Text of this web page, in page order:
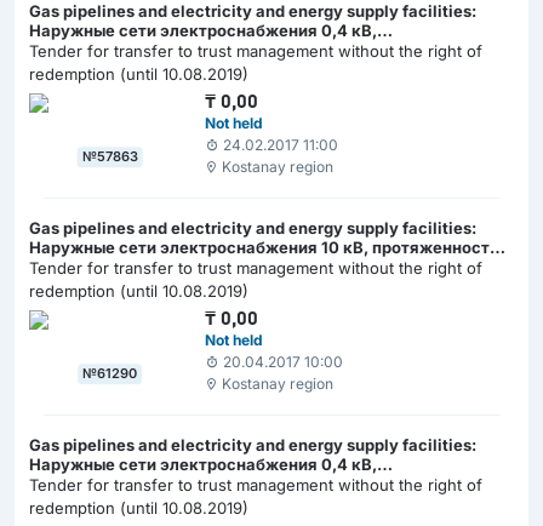
Gas pipelines and electricity and energy supply facilities:
Наружные сети электроснабжения 0,4 кВ,
протяженностью 51,5 м
Tender for transfer to trust management without the right of
redemption (until 10.08.2019)
№57863
₸0,00
Not held
24.02.2017 11:00
Kostanay region
Gas pipelines and electricity and energy supply facilities:
Наружные сети электроснабжения 10 кВ, протяженностью
988 м
Tender for transfer to trust management without the right of
redemption (until 10.08.2019)
№61290
₸0,00
Not held
20.04.2017 10:00
Kostanay region
Gas pipelines and electricity and energy supply facilities:
Наружные сети электроснабжения 0,4 кВ,
протяженностью 51,5 м
Tender for transfer to trust management without the right of
redemption (until 10.08.2019)